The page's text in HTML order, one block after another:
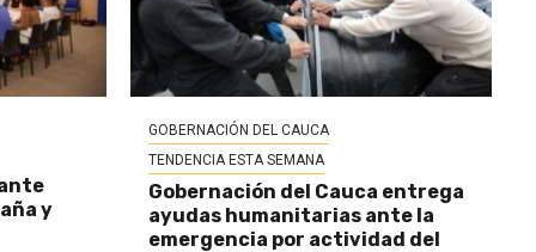
y
GOBERNACIÓN DEL CAUCA
TENDENCIA ESTA SEMANA
Gobernación del Cauca entrega
ayudas humanitarias ante la
emergencia por actividad del